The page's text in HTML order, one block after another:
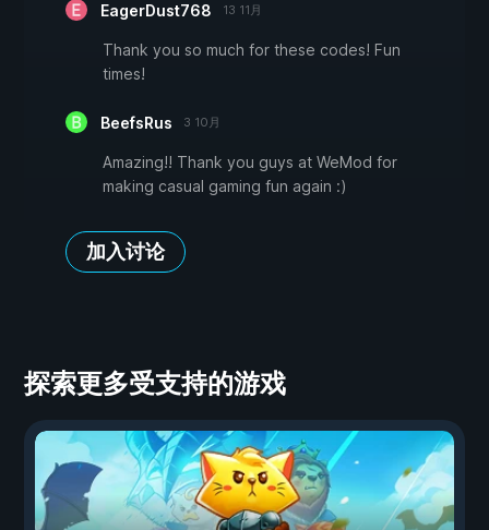
EagerDust768 13 11月
Thank you so much for these codes! Fun
times!
BeefsRus 3 10月
Amazing!! Thank you guys at WeMod for
making casual gaming fun again :)
加入讨论
探索更多受支持的游戏